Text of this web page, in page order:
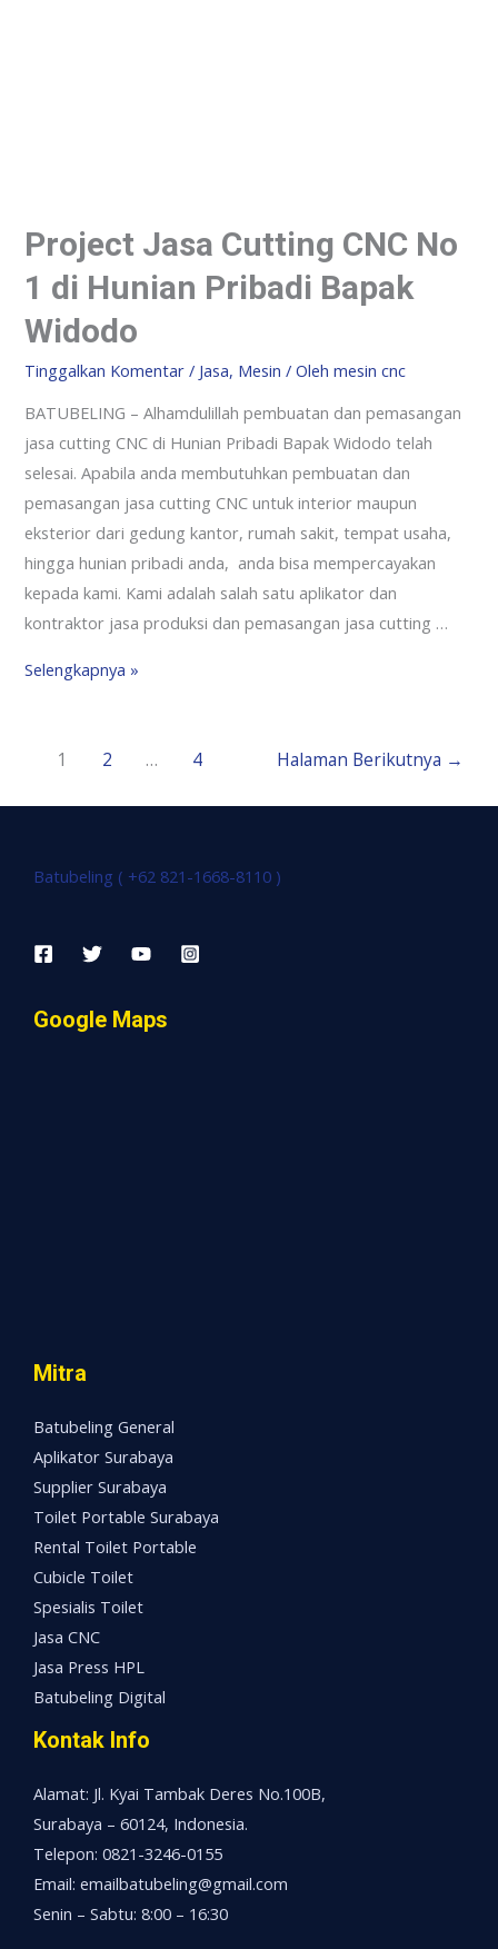
Project Jasa Cutting CNC No
1 di Hunian Pribadi Bapak
Widodo
Tinggalkan Komentar / Jasa, Mesin / Olehmesin cnc
BATUBELING – Alhamdulillah pembuatan dan pemasangan
jasa cutting CNC di Hunian Pribadi Bapak Widodo telah
selesai. Apabila anda membutuhkan pembuatan dan
pemasangan jasa cutting CNC untuk interior maupun
eksterior dari gedung kantor, rumah sakit, tempat usaha,
hingga hunian pribadi anda, anda bisa mempercayakan
kepada kami. Kami adalah salah satu aplikator dan
kontraktor jasa produksi dan pemasangan jasa cutting …
Selengkapnya »
1 2 … 4 Halaman Berikutnya →
Batubeling ( +62 821-1668-8110 )
Google Maps
Mitra
Batubeling General
Aplikator Surabaya
Supplier Surabaya
Toilet Portable Surabaya
Rental Toilet Portable
Cubicle Toilet
Spesialis Toilet
Jasa CNC
Jasa Press HPL
Batubeling Digital
Kontak Info
Alamat: Jl. Kyai Tambak Deres No.100B,
Surabaya – 60124, Indonesia.
Telepon: 0821-3246-0155
Email: emailbatubeling@gmail.com
Senin – Sabtu: 8:00 – 16:30